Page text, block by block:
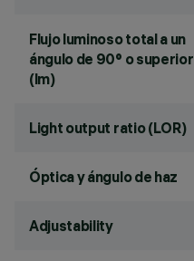
Flujo luminoso total a un
ángulo de 90° o superior
(lm)
Light output ratio (LOR)
Óptica y ángulo de haz
Adjustability